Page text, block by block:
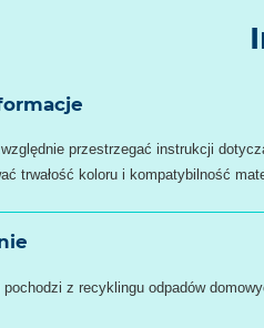
przestrzegać instrukcji
trwałość koloru i kompatybilność
z recyklingu odpadów